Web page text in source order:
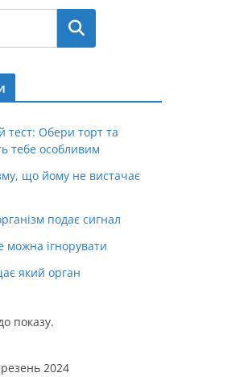
Пошук
тест: Обери торт та
тебе особливим
що йому не вистачає
подає сигнал
можна ігнорувати
який орган
показу.
2024